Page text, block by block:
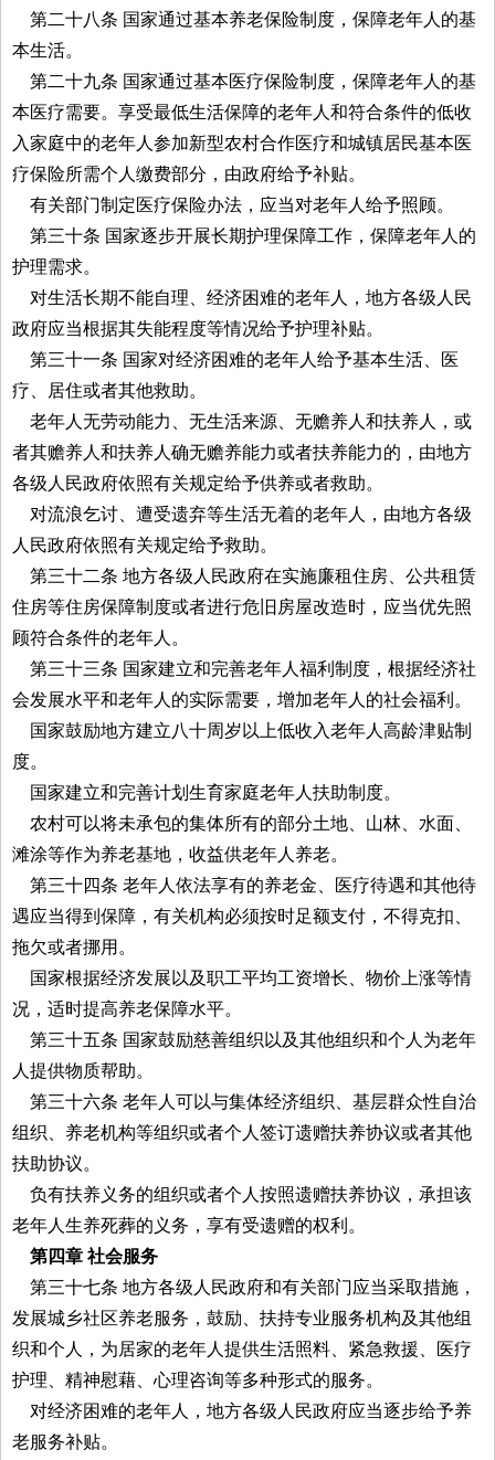
第二十八条 国家通过基本养老保险制度，保障老年人的基
本生活。
第二十九条 国家通过基本医疗保险制度，保障老年人的基
本医疗需要。享受最低生活保障的老年人和符合条件的低收
入家庭中的老年人参加新型农村合作医疗和城镇居民基本医
疗保险所需个人缴费部分，由政府给予补贴。
有关部门制定医疗保险办法，应当对老年人给予照顾。
第三十条 国家逐步开展长期护理保障工作，保障老年人的
护理需求。
对生活长期不能自理、经济困难的老年人，地方各级人民
政府应当根据其失能程度等情况给予护理补贴。
第三十一条 国家对经济困难的老年人给予基本生活、医
疗、居住或者其他救助。
老年人无劳动能力、无生活来源、无赡养人和扶养人，或
者其赡养人和扶养人确无赡养能力或者扶养能力的，由地方
各级人民政府依照有关规定给予供养或者救助。
对流浪乞讨、遭受遗弃等生活无着的老年人，由地方各级
人民政府依照有关规定给予救助。
第三十二条 地方各级人民政府在实施廉租住房、公共租赁
住房等住房保障制度或者进行危旧房屋改造时，应当优先照
顾符合条件的老年人。
第三十三条 国家建立和完善老年人福利制度，根据经济社
会发展水平和老年人的实际需要，增加老年人的社会福利。
国家鼓励地方建立八十周岁以上低收入老年人高龄津贴制
度。
国家建立和完善计划生育家庭老年人扶助制度。
农村可以将未承包的集体所有的部分土地、山林、水面、
滩涂等作为养老基地，收益供老年人养老。
第三十四条 老年人依法享有的养老金、医疗待遇和其他待
遇应当得到保障，有关机构必须按时足额支付，不得克扣、
拖欠或者挪用。
国家根据经济发展以及职工平均工资增长、物价上涨等情
况，适时提高养老保障水平。
第三十五条 国家鼓励慈善组织以及其他组织和个人为老年
人提供物质帮助。
第三十六条 老年人可以与集体经济组织、基层群众性自治
组织、养老机构等组织或者个人签订遗赠扶养协议或者其他
扶助协议。
负有扶养义务的组织或者个人按照遗赠扶养协议，承担该
老年人生养死葬的义务，享有受遗赠的权利。
第四章 社会服务
第三十七条 地方各级人民政府和有关部门应当采取措施，
发展城乡社区养老服务，鼓励、扶持专业服务机构及其他组
织和个人，为居家的老年人提供生活照料、紧急救援、医疗
护理、精神慰藉、心理咨询等多种形式的服务。
对经济困难的老年人，地方各级人民政府应当逐步给予养
老服务补贴。